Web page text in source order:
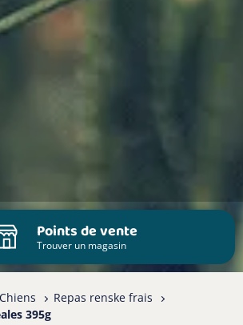
Points de vente
Trouver un magasin
Chiens
Repas renske frais
395g